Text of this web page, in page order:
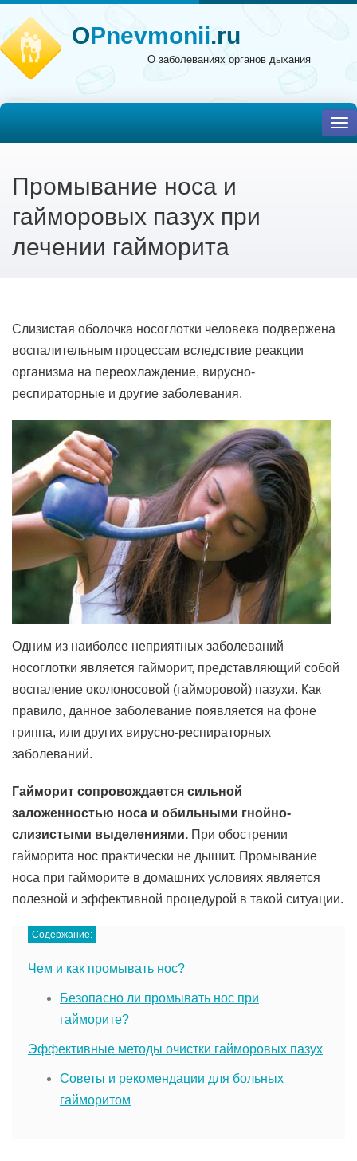
OPnevmonii.ru
О заболеваниях органов дыхания
Промывание носа и
гайморовых пазух при
лечении гайморита
Слизистая оболочка носоглотки человека подвержена
воспалительным процессам вследствие реакции
организма на переохлаждение, вирусно-
респираторные и другие заболевания.
Одним из наиболее неприятных заболеваний
носоглотки является гайморит, представляющий собой
воспаление околоносовой (гайморовой) пазухи. Как
правило, данное заболевание появляется на фоне
гриппа, или других вирусно-респираторных
заболеваний.
Гайморит сопровождается сильной
заложенностью носа и обильными гнойно-
слизистыми выделениями. При обострении
гайморита нос практически не дышит. Промывание
носа при гайморите в домашних условиях является
полезной и эффективной процедурой в такой ситуации.
Содержание:
Чем и как промывать нос?
Безопасно ли промывать нос при
гайморите?
Эффективные методы очистки гайморовых пазух
Советы и рекомендации для больных
гайморитом